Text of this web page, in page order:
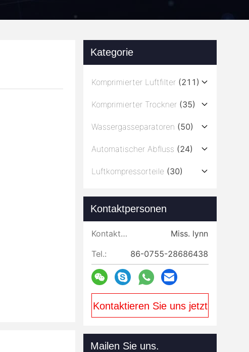
Kategorie
Komprimierter Luftfilter (211)
Komprimierter Trockner (35)
Wassergasseparatoren (50)
Automatischer Abfluss (24)
Luftkompressorteile (30)
Kontaktpersonen
Kontaktpersonen:
Miss. lynn
Tel.:
86-0755-28686438
Kontaktieren Sie uns jetzt
Mailen Sie uns.